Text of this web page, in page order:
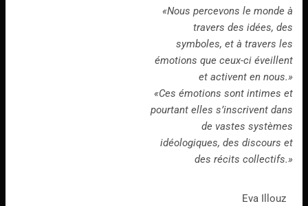
«Nous percevons le monde à
travers des idées, des
symboles, et à travers les
émotions que ceux-ci éveillent
et activent en nous.»
«Ces émotions sont intimes et
pourtant elles s’inscrivent dans
de vastes systèmes
idéologiques, des discours et
des récits collectifs.»
Eva Illouz